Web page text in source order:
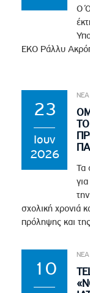
Ο
EKO Ράλλυ
23
Ιουν
2026
ΝΕΑ
Τα
σχολική χρονιά
πρόληψης και
10
ΝΕΑ